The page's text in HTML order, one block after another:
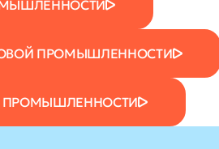
ПРОМЫШЛЕННОСТИ
ПРОМЫШЛЕННОСТИ